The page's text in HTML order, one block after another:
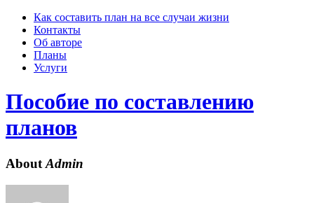
Skip
content
Как составить план на все случаи жизни
Контакты
Об авторе
Планы
Услуги
Пособие по составлению
планов
About Admin